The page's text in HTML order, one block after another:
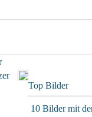
Top Bilder
10 Bilder mit